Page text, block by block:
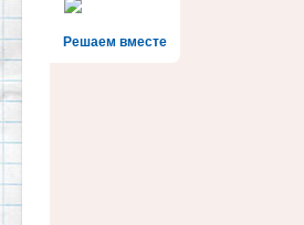
Решаем вместе